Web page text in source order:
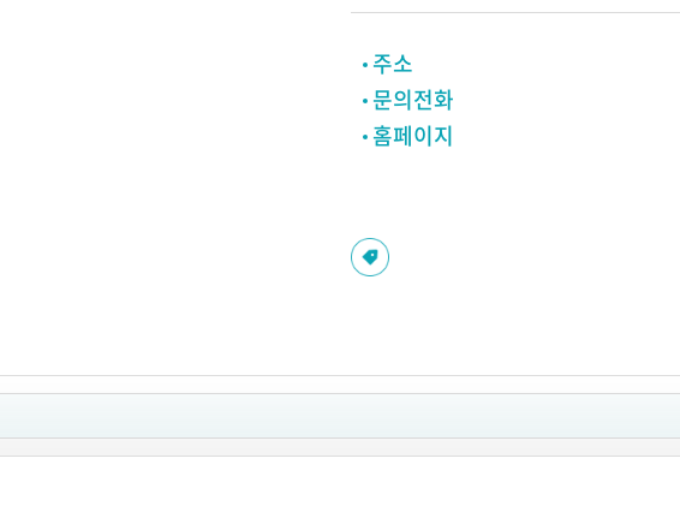
주소
문의전화
홈페이지